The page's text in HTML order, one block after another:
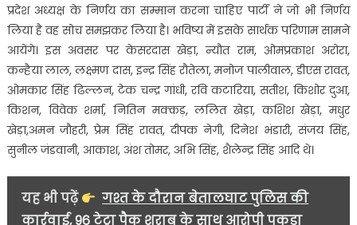
प्रदेश अध्यक्ष के निर्णय का सम्मान करना चाहिए पार्टी ने जो भी निर्णय
लिया है वह सोच समझकर लिया है। भविष्य में इसके सार्थक परिणाम सामने
आयेंगे। इस अवसर पर केसरदास खेड़ा, न्यौत राम, ओमप्रकाश अरोरा,
कन्हैया लाल, लक्ष्मण दास, इन्द्र सिंह रौतेला, मनोज पालीवाल, डीएस रावत,
ओमकार सिंह ढिल्लन, टेक चन्द्र गांधी, रवि कटारिया, सतीश, किशोर दुआ,
किशन, विवेक शर्मा, नितिन मक्कड़, ललित खेड़ा, कशिश खेड़ा, मधुर
खेड़ा,अमन जौहरी, प्रेम सिंह रावत, दीपक नेगी, दिनेश भंडारी, संजय सिंह,
सुनील जंडवानी, आकाश, अंश तोमर, अभि सिंह, शैलेन्द्र सिंह आदि थे।
यह भी पढ़ें
गश्त के दौरान बेतालघाट पुलिस की
कार्रवाई, 96 टेट्रा पैक शराब के साथ आरोपी पकड़ा